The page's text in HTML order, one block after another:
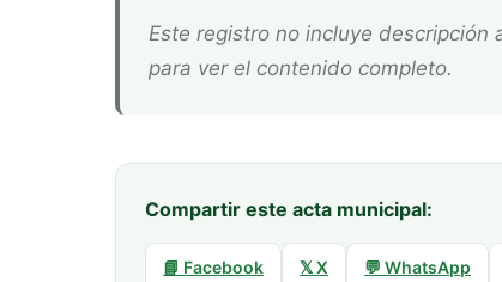
Este registro no incluye descripción adicional. Descarga el documento oficial arriba
para ver el contenido completo.
Compartir este acta municipal:
📘 Facebook 𝕏 X 💬 WhatsApp